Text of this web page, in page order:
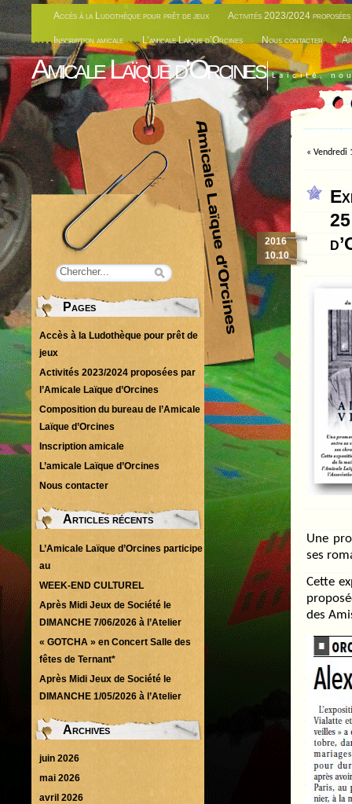
Accès à la Ludothèque pour prêt de jeux Activités 2023/2024 proposées
Inscription amicale L’amicale Laïque d’Orcines Nous contacter
Amicale Laïque d'Orcines Laïcité,
« Vendredi
2016
10.10
Une
ses
Cette
des
Pages
Accès à la Ludothèque pour prêt de
jeux
Activités 2023/2024 proposées par
l’Amicale Laïque d’Orcines
Composition du bureau de l’Amicale
Laïque d’Orcines
Inscription amicale
L’amicale Laïque d’Orcines
Nous contacter
Articles récents
L’Amicale Laïque d’Orcines participe
au
WEEK-END CULTUREL
Après Midi Jeux de Société le
DIMANCHE 7/06/2026 à l’Atelier
« GOTCHA » en Concert Salle des
fêtes de Ternant*
Après Midi Jeux de Société le
DIMANCHE 1/05/2026 à l’Atelier
Archives
juin 2026
mai 2026
avril 2026